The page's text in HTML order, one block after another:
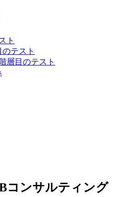
ト
テスト
層目のテスト
コンサルティング